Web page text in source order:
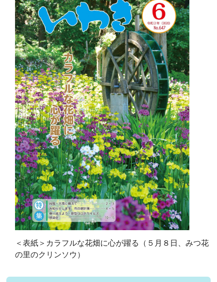
＜表紙＞カラフルな花畑に心が躍る（５月８日、みつ花
の里のクリンソウ）